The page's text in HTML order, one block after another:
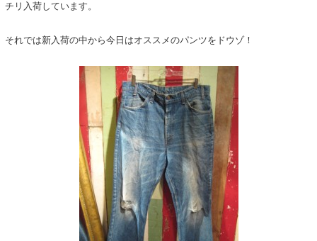
チリ入荷しています。
それでは新入荷の中から今日はオススメのパンツをドウゾ！